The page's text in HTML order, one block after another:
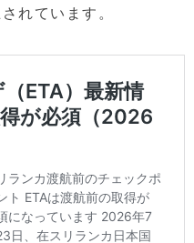
れています。